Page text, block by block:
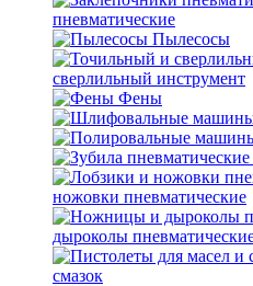
пневматические
Пылесосы
сверлильный инструмент
Фены
ножовки пневматические
дыроколы
смазок